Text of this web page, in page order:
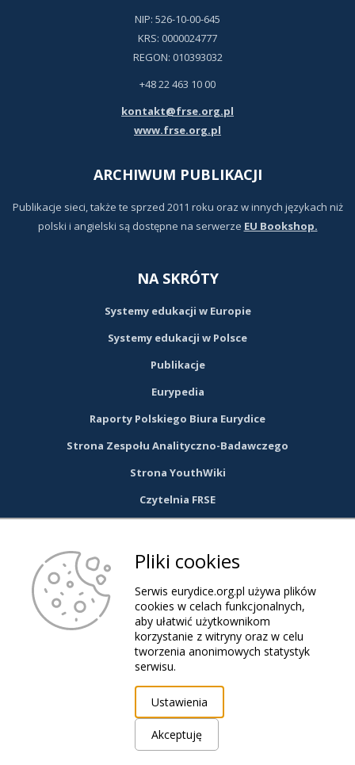
NIP: 526-10-00-645
KRS: 0000024777
REGON: 010393032
+48 22 463 10 00
kontakt@frse.org.pl
www.frse.org.pl
ARCHIWUM PUBLIKACJI
Publikacje sieci, także te sprzed 2011 roku oraz w innych językach niż
polski i angielski są dostępne na serwerze EU Bookshop.
NA SKRÓTY
Systemy edukacji w Europie
Systemy edukacji w Polsce
Publikacje
Eurypedia
Raporty Polskiego Biura Eurydice
Strona Zespołu Analityczno-Badawczego
Strona YouthWiki
Czytelnia FRSE
link
otwiera
w
nowej
© 2026 Eurydice.org.pl. Wszystkie prawa zastrzeżone.
Deklaracja dostępności serwisu eurydice.org.pl
Projekt i realizacja:
Pliki cookies
Serwis eurydice.org.pl używa plików
cookies w celach funkcjonalnych,
aby ułatwić użytkownikom
korzystanie z witryny oraz w celu
tworzenia anonimowych statystyk
serwisu.
Ustawienia
Akceptuję